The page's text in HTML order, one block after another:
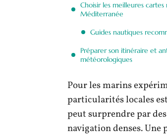
Choisir les meilleures
Méditerranée
Guides nautiques
Préparer son itinéraire et
météorologiques
Pour les marins
particularités locales
peut surprendre par
navigation denses.